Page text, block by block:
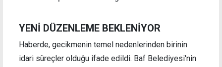
YENİ DÜZENLEME BEKLENİYOR
Haberde, gecikmenin temel nedenlerinden birinin
idari süreçler olduğu ifade edildi. Baf Belediyesi'nin